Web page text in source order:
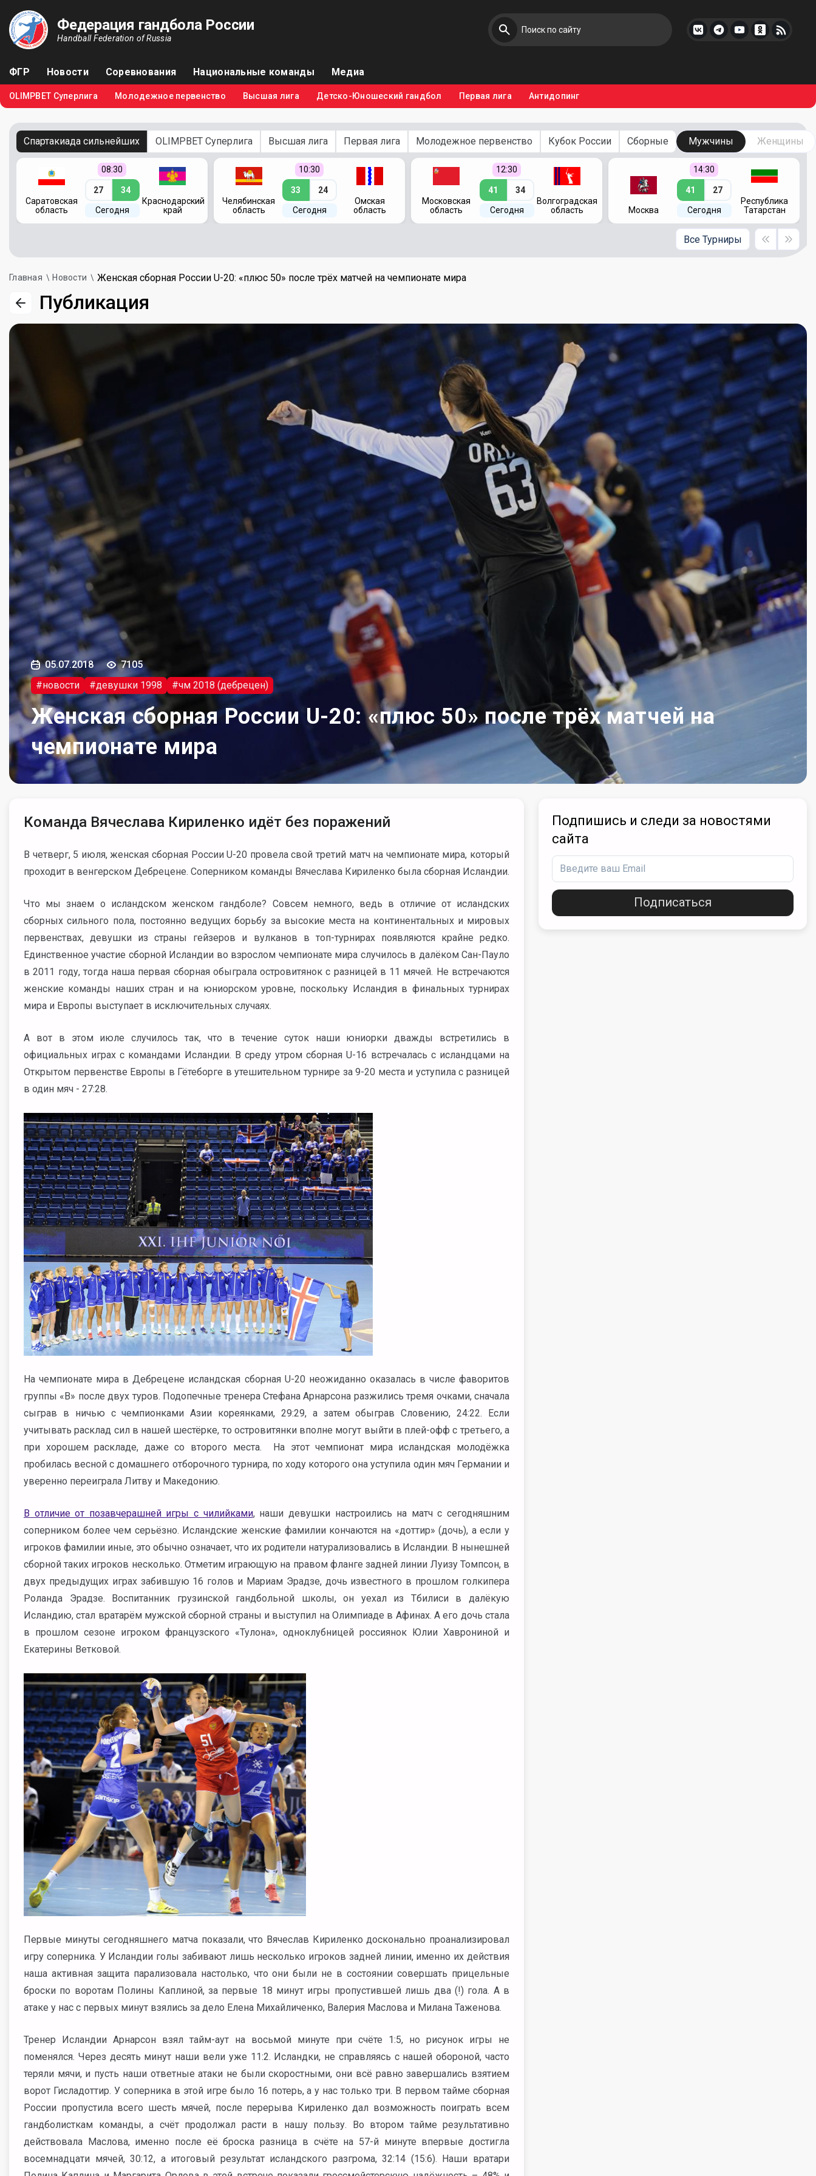
Федерация гандбола России
Handball Federation of Russia
ФГР Новости Соревнования Национальные команды Медиа
OLIMPBET Суперлига Молодежное первенство Высшая лига Детско-Юношеский гандбол Первая лига Антидопинг
Спартакиада сильнейших OLIMPBET Суперлига Высшая лига Первая лига Молодежное первенство Кубок России Сборные Мужчины Женщины
Саратовская
область
08:30
27 34
Сегодня
Краснодарский
край
Челябинская
область
10:30
33 24
Сегодня
Омская
область
Московская
область
12:30
41 34
Сегодня
Волгоградская
область
Москва
14:30
41 27
Сегодня
Республика
Татарстан
Все Турниры
Главная Новости Женская сборная России U-20: «плюс 50» после трёх матчей на чемпионате мира
Публикация
05.07.2018
7105
#новости
#девушки 1998 #чм 2018 (дебрецен)
Женская сборная России U-20: «плюс 50» после трёх матчей на
чемпионате мира
Команда Вячеслава Кириленко идёт без поражений
В четверг, 5 июля, женская сборная России U-20 провела свой третий матч на чемпионате мира, который
проходит в венгерском Дебрецене. Соперником команды Вячеслава Кириленко была сборная Исландии.
Что мы знаем о исландском женском гандболе? Совсем немного, ведь в отличие от исландских
сборных сильного пола, постоянно ведущих борьбу за высокие места на континентальных и мировых
первенствах, девушки из страны гейзеров и вулканов в топ-турнирах появляются крайне редко.
Единственное участие сборной Исландии во взрослом чемпионате мира случилось в далёком Сан-Пауло
в 2011 году, тогда наша первая сборная обыграла островитянок с разницей в 11 мячей. Не встречаются
женские команды наших стран и на юниорском уровне, поскольку Исландия в финальных турнирах
мира и Европы выступает в исключительных случаях.
А вот в этом июле случилось так, что в течение суток наши юниорки дважды встретились в
официальных играх с командами Исландии. В среду утром сборная U-16 встречалась с исландцами на
Открытом первенстве Европы в Гётеборге в утешительном турнире за 9-20 места и уступила с разницей
в один мяч - 27:28.
На чемпионате мира в Дебрецене исландская сборная U-20 неожиданно оказалась в числе фаворитов
группы «В» после двух туров. Подопечные тренера Стефана Арнарсона разжились тремя очками, сначала
сыграв в ничью с чемпионками Азии кореянками, 29:29, а затем обыграв Словению, 24:22. Если
учитывать расклад сил в нашей шестёрке, то островитянки вполне могут выйти в плей-офф с третьего, а
при хорошем раскладе, даже со второго места. На этот чемпионат мира исландская молодёжка
пробилась весной с домашнего отборочного турнира, по ходу которого она уступила один мяч Германии и
уверенно переиграла Литву и Македонию.
В отличие от позавчерашней игры с чилийками, наши девушки настроились на матч с сегодняшним
соперником более чем серьёзно. Исландские женские фамилии кончаются на «доттир» (дочь), а если у
игроков фамилии иные, это обычно означает, что их родители натурализовались в Исландии. В нынешней
сборной таких игроков несколько. Отметим играющую на правом фланге задней линии Луизу Томпсон, в
двух предыдущих играх забившую 16 голов и Мариам Эрадзе, дочь известного в прошлом голкипера
Роланда Эрадзе. Воспитанник грузинской гандбольной школы, он уехал из Тбилиси в далёкую
Исландию, стал вратарём мужской сборной страны и выступил на Олимпиаде в Афинах. А его дочь стала
в прошлом сезоне игроком французского «Тулона», одноклубницей россиянок Юлии Хаврониной и
Екатерины Ветковой.
Первые минуты сегодняшнего матча показали, что Вячеслав Кириленко досконально проанализировал
игру соперника. У Исландии голы забивают лишь несколько игроков задней линии, именно их действия
наша активная защита парализовала настолько, что они были не в состоянии совершать прицельные
броски по воротам Полины Каплиной, за первые 18 минут игры пропустившей лишь два (!) гола. А в
атаке у нас с первых минут взялись за дело Елена Михайличенко, Валерия Маслова и Милана Таженова.
Тренер Исландии Арнарсон взял тайм-аут на восьмой минуте при счёте 1:5, но рисунок игры не
поменялся. Через десять минут наши вели уже 11:2. Исландки, не справляясь с нашей обороной, часто
теряли мячи, и пусть наши ответные атаки не были скоростными, они всё равно завершались взятием
ворот Гисладоттир. У соперника в этой игре было 16 потерь, а у нас только три. В первом тайме сборная
России пропустила всего шесть мячей, после перерыва Кириленко дал возможность поиграть всем
гандболисткам команды, а счёт продолжал расти в нашу пользу. Во втором тайме результативно
действовала Маслова, именно после её броска разница в счёте на 57-й минуте впервые достигла
восемнадцати мячей, 30:12, а итоговый результат исландского разгрома, 32:14 (15:6). Наши вратари
Подпишись и следи за новостями
сайта
Подписаться